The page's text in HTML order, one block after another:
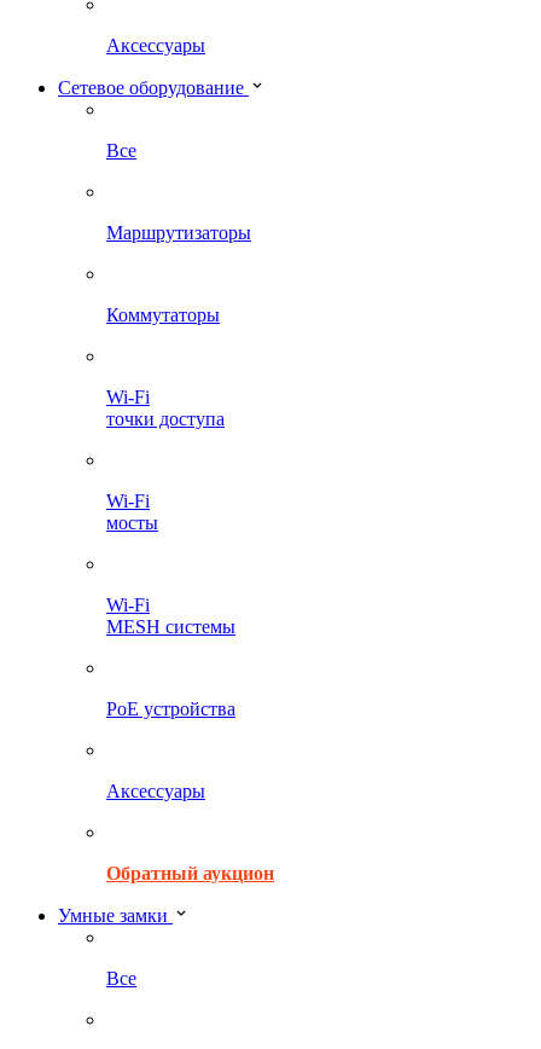
Аксессуары
Сетевое оборудование
Все
Маршрутизаторы
Коммутаторы
Wi-Fi
точки доступа
Wi-Fi
мосты
Wi-Fi
MESH системы
PoE устройства
Аксессуары
Обратный аукцион
Умные замки
Все